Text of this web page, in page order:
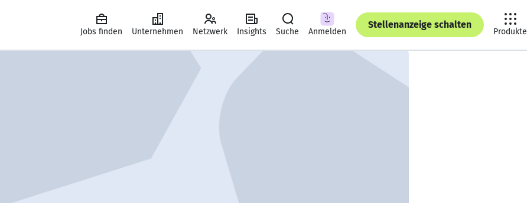
Jobs finden Unternehmen Netzwerk Insights Suche Anmelden
Stellenanzeige schalten
Produkte